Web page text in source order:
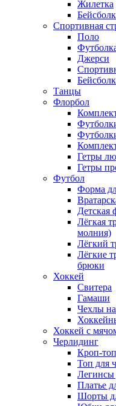
Жилетка
Спортивная
Поло
Джерси
Танцы
Флорбол
Гетры
Гетры
Футбол
Форма
Детская
Лёгкая
молния)
Лёгкий
Лёгкие
брюки
Хоккей
Свитера
Гамаши
Чехлы
Хоккей с
Черлидинг
Кроп-
Топ для
Легинсы
Платье
Шорты